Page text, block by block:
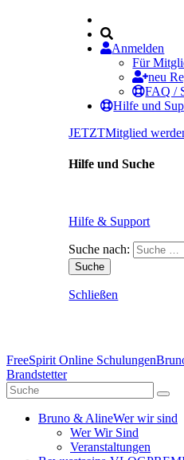
Anmelden
Für
neu
FAQ /
Hilfe und
JETZTMitglied
Hilfe und Suche
Hilfe & Support
Suche nach:
Schließen
FreeSpirit Online Schulungen
Brandstetter
Bruno & AlineWer wir sind
Wer Wir Sind
Veranstaltungen